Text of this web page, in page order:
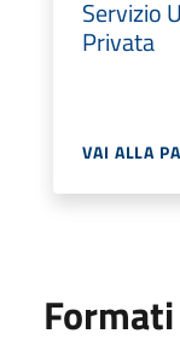
Servizio
Privata
VAI ALLA